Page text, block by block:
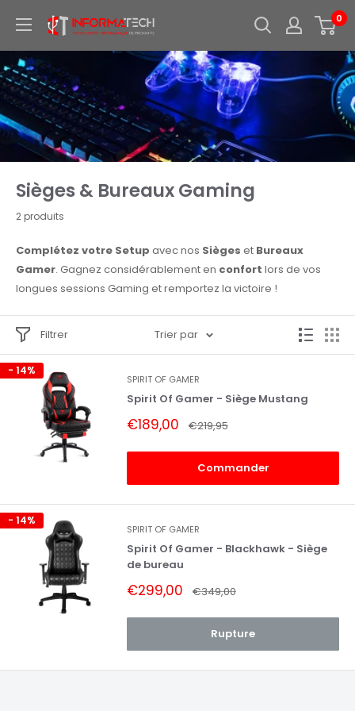
Informatech
expert
informatique
de
proximite
0
Sièges & Bureaux Gaming
2 produits
Complétez votre Setup avec nos Sièges et Bureaux
Gamer. Gagnez considérablement en confort lors de vos
longues sessions Gaming et remportez la victoire !
Filtrer Trier par
- 14%
SPIRIT OF GAMER
Spirit Of Gamer - Siège Mustang
Prix
réduit
€189,00 Prix
normal
€219,95
Commander
- 14%
SPIRIT OF GAMER
Spirit Of Gamer - Blackhawk - Siège
de bureau
Prix
réduit
€299,00 Prix
normal
€349,00
Rupture